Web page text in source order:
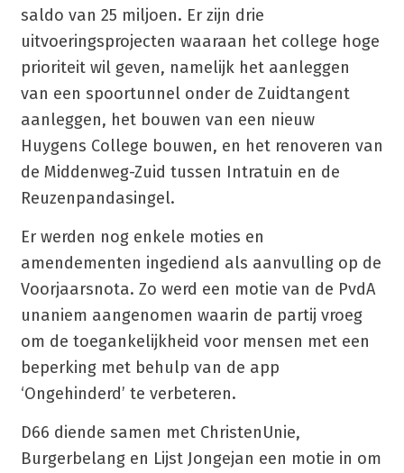
saldo van 25 miljoen. Er zijn drie
uitvoeringsprojecten waaraan het college hoge
prioriteit wil geven, namelijk het aanleggen
van een spoortunnel onder de Zuidtangent
aanleggen, het bouwen van een nieuw
Huygens College bouwen, en het renoveren van
de Middenweg-Zuid tussen Intratuin en de
Reuzenpandasingel.
Er werden nog enkele moties en
amendementen ingediend als aanvulling op de
Voorjaarsnota. Zo werd een motie van de PvdA
unaniem aangenomen waarin de partij vroeg
om de toegankelijkheid voor mensen met een
beperking met behulp van de app
‘Ongehinderd’ te verbeteren.
D66 diende samen met ChristenUnie,
Burgerbelang en Lijst Jongejan een motie in om